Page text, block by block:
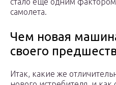
самолета.
Чем новая
своего
Итак, какие же